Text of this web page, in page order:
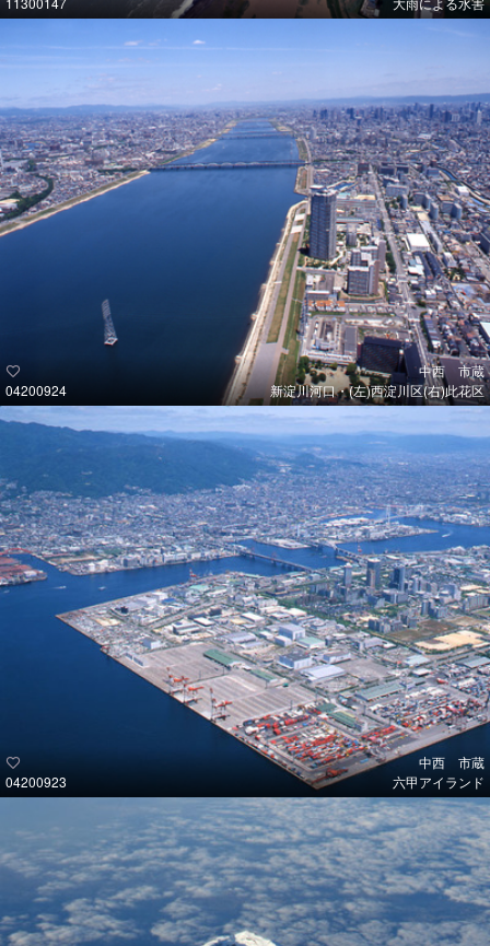
04200924
中西 市蔵
新淀川河口・(左)西淀川区(右)此花区
04200923
中西 市蔵
六甲アイランド